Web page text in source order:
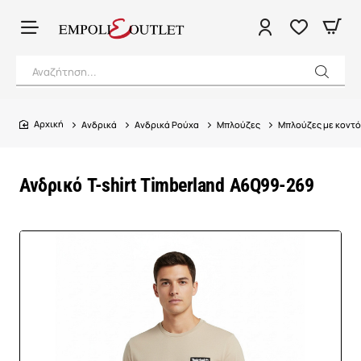
Αναζήτηση...
Ανδρικό T-shirt Timberland A6Q99-269
home
Ανδρικά Ανδρικά Ρούχα Μπλούζες Μπλούζες με κοντό